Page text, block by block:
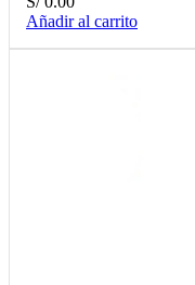
Añadir al carrito